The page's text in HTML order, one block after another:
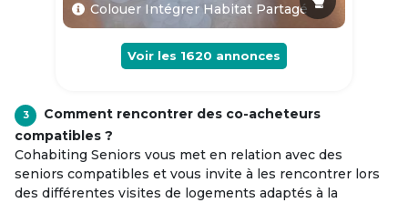
Colouer Intégrer Habitat Partagé
Voir les 1620 annonces
3
Comment rencontrer des co-acheteurs
compatibles ?
Cohabiting Seniors vous met en relation avec des
seniors compatibles et vous invite à les rencontrer lors
des différentes visites de logements adaptés à la